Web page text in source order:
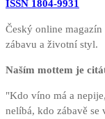
ISSN 1804-9931
Český online
zábavu a životní styl.
Naším mottem je
"Kdo víno má a
nelíbá, kdo zábavě